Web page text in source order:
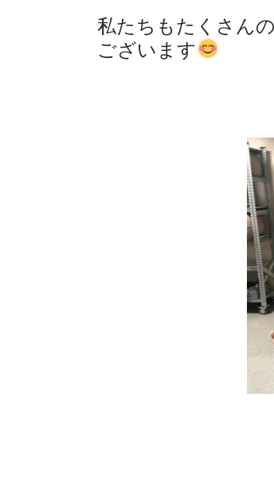
私たちもたくさん
ございます